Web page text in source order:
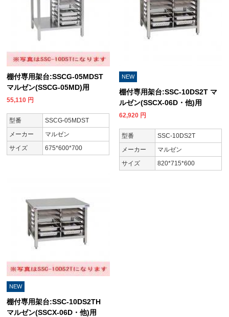
棚付専用架台:SSCG-05MDST
マルゼン(SSCG-05MD)用
55,110 円
型番
SSCG-05MDST
メーカー
マルゼン
サイズ
675*600*700
NEW
棚付専用架台:SSC-10DS2T マ
ルゼン(SSCX-06D・他)用
62,920 円
型番
SSC-10DS2T
メーカー
マルゼン
サイズ
820*715*600
NEW
棚付専用架台:SSC-10DS2TH
マルゼン(SSCX-06D・他)用